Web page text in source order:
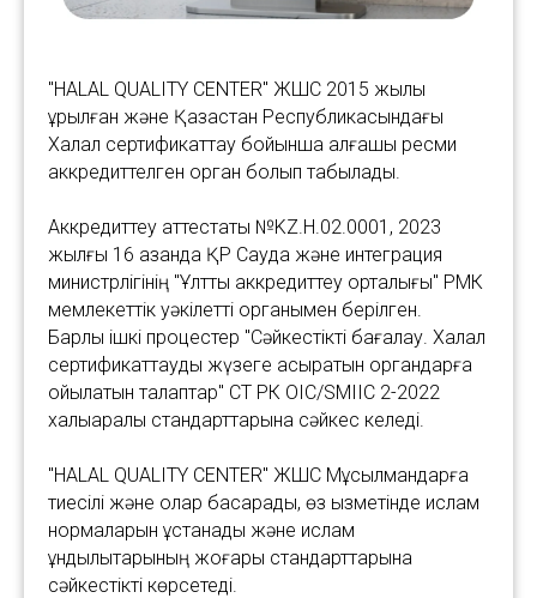
"HALAL QUALITY CENTER" ЖШС 2015 жылы
құрылған және Қазақстан Республикасындағы
Халал сертификаттау бойынша алғашқы ресми
аккредиттелген орган болып табылады.
Аккредиттеу аттестаты №KZ.H.02.0001, 2023
жылғы 16 қазанда ҚР Сауда және интеграция
министрлігінің "Ұлттық аккредиттеу орталығы" РМК
мемлекеттік уәкілетті органымен берілген.
Барлық ішкі процестер "Сәйкестікті бағалау. Халал
сертификаттауды жүзеге асыратын органдарға
қойылатын талаптар" СТ РК OIC/SMIIC 2-2022
халықаралық стандарттарына сәйкес келеді.
"HALAL QUALITY CENTER" ЖШС Мұсылмандарға
тиесілі және олар басқарады, өз қызметінде ислам
нормаларын ұстанады және ислам
құндылықтарының жоғары стандарттарына
сәйкестікті көрсетеді.